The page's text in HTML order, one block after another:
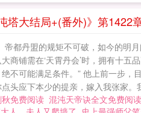
塔大结局+(番外)》第1422
帝都丹盟的规矩不可破，如今的明
商铺需在‘天霄丹会’时，拥有十
不可能满足条件。” 他上前一步
点头应下本少的提亲，嫁入我张家
免费阅读 混沌天帝诀全文免费阅